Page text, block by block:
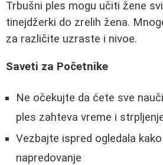
Trbušni ples mogu učiti žene
tinejdžerki do zrelih žena.
za različite uzraste i nivoe.
Saveti za Početnike
Ne očekujte da ćete sve
ples zahteva vreme i
Vezbajte ispred ogledala
napredovanje